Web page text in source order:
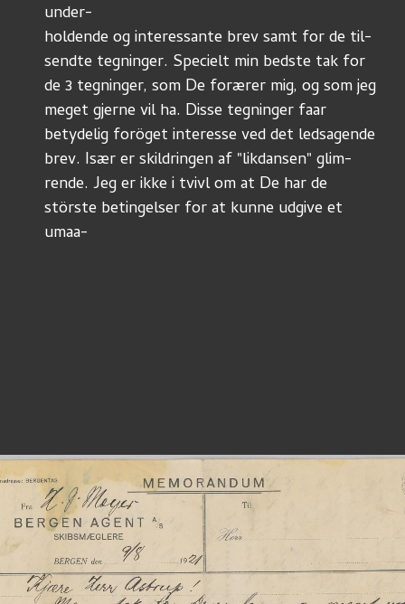
under-
holdende og interessante brev samt for de til-
sendte tegninger. Specielt min bedste tak for
de 3 tegninger, som De forærer mig, og som jeg
meget gjerne vil ha. Disse tegninger faar
betydelig foröget interesse ved det ledsagende
brev. Især er skildringen af "likdansen" glim-
rende. Jeg er ikke i tvivl om at De har de
störste betingelser for at kunne udgive et
umaa-